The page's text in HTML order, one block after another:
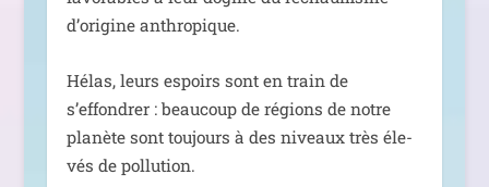
d’origine anthropique.
Hélas, leurs espoirs sont en train de
s’effondrer : beau­coup de régions de notre
pla­nète sont tou­jours à des niveaux très éle­
vés de pollution.